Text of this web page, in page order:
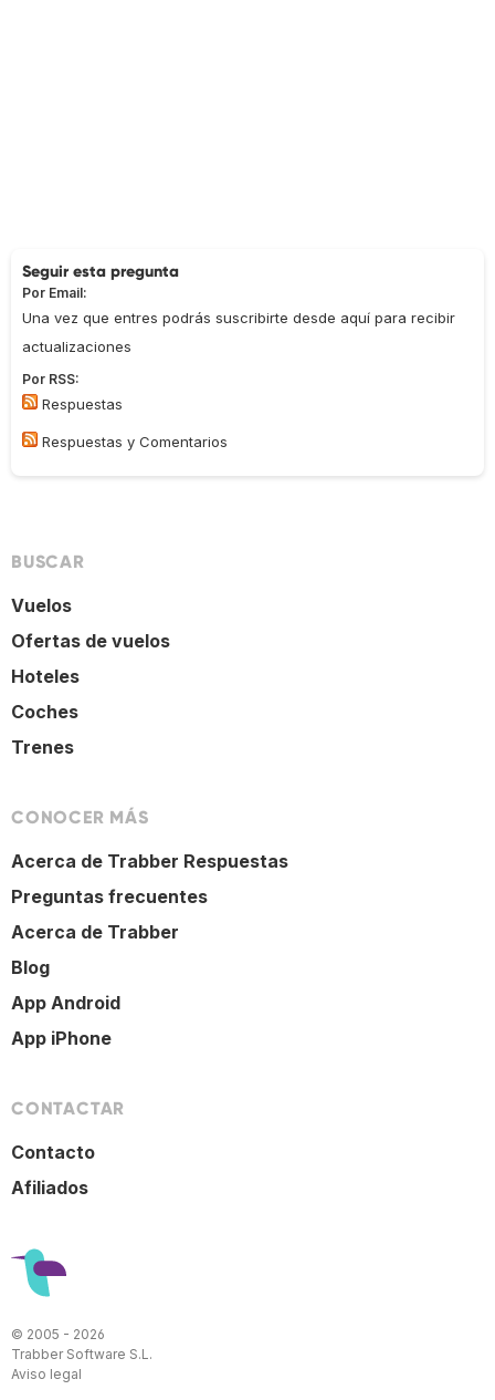
Seguir esta pregunta
Por Email:
Una vez que entres podrás suscribirte desde aquí para recibir
actualizaciones
Por RSS:
Respuestas
Respuestas y Comentarios
BUSCAR
Vuelos
Ofertas de vuelos
Hoteles
Coches
Trenes
CONOCER MÁS
Acerca de Trabber Respuestas
Preguntas frecuentes
Acerca de Trabber
Blog
App Android
App iPhone
CONTACTAR
Contacto
Afiliados
© 2005 - 2026
Trabber Software S.L.
Aviso legal